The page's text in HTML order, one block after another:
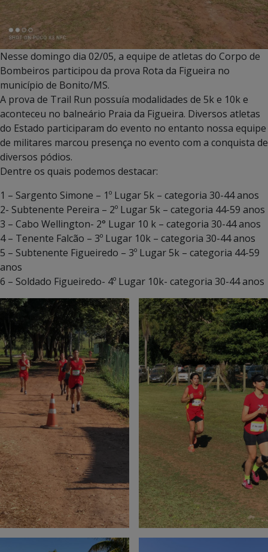
Nesse domingo dia 02/05, a equipe de atletas do Corpo de
Bombeiros participou da prova Rota da Figueira no
município de Bonito/MS.
A prova de Trail Run possuía modalidades de 5k e 10k e
aconteceu no balneário Praia da Figueira. Diversos atletas
do Estado participaram do evento no entanto nossa equipe
de militares marcou presença no evento com a conquista de
diversos pódios.
Dentre os quais podemos destacar:
1 – Sargento Simone – 1º Lugar 5k – categoria 30-44 anos
2- Subtenente Pereira – 2º Lugar 5k – categoria 44-59 anos
3 – Cabo Wellington- 2° Lugar 10 k – categoria 30-44 anos
4 – Tenente Falcão – 3º Lugar 10k – categoria 30-44 anos
5 – Subtenente Figueiredo – 3º Lugar 5k – categoria 44-59
anos
6 – Soldado Figueiredo- 4º Lugar 10k- categoria 30-44 anos